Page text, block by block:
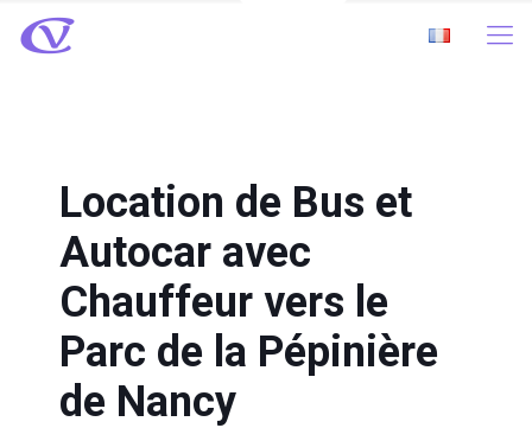
Location de Bus et
Autocar avec
Chauffeur vers le
Parc de la Pépinière
de Nancy